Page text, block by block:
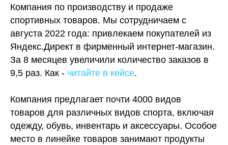
Компания по производству и продаже
спортивных товаров. Мы сотрудничаем с
августа 2022 года: привлекаем покупателей из
Яндекс.Директ в фирменный интернет-магазин.
За 8 месяцев увеличили количество заказов в
9,5 раз. Как - читайте в кейсе.
Компания предлагает почти 4000 видов
товаров для различных видов спорта, включая
одежду, обувь, инвентарь и аксессуары. Особое
место в линейке товаров занимают продукты